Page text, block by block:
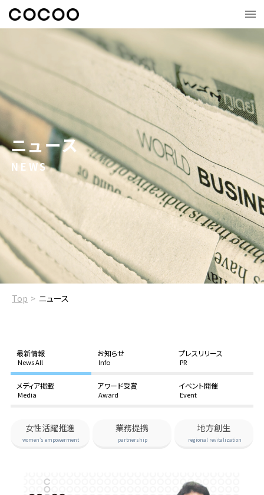
ニュース
NEWS
Top ニュース
最新情報
News All
お知らせ
Info
プレスリリース
PR
メディア掲載
Media
アワード受賞
Award
イベント開催
Event
女性活躍推進
women’s empowerment
業務提携
partnership
地方創生
regional revitalization